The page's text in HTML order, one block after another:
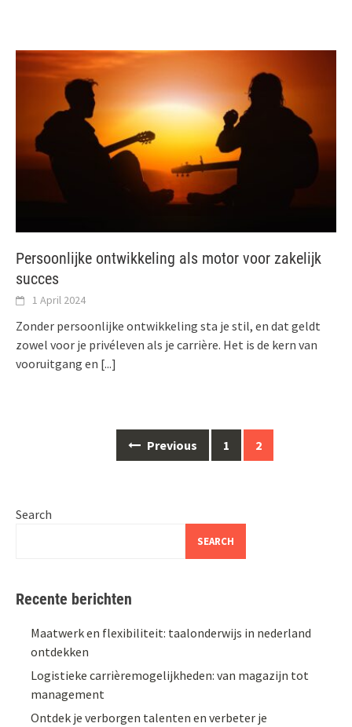
Persoonlijke ontwikkeling als motor voor zakelijk
succes
1 April 2024
Zonder persoonlijke ontwikkeling sta je stil, en dat geldt
zowel voor je privéleven als je carrière. Het is de kern van
vooruitgang en [...]
Previous 1 2
Search
SEARCH
Recente berichten
Maatwerk en flexibiliteit: taalonderwijs in nederland
ontdekken
Logistieke carrièremogelijkheden: van magazijn tot
management
Ontdek je verborgen talenten en verbeter je